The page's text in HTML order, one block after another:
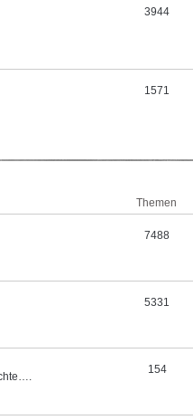
3944
1571
Themen
7488
5331
154